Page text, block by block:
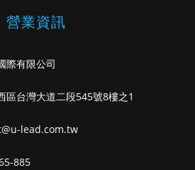
營業資訊
際有限公司
區台灣大道二段545號8樓之1
lead.com.tw
885